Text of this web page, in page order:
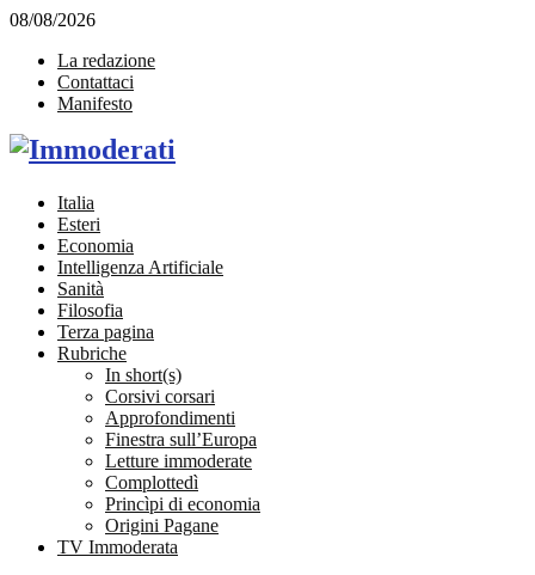
08/08/2026
La redazione
Contattaci
Manifesto
Facebook
Twitter
Instagram
Linkedin
Email
Italia
Esteri
Economia
Intelligenza Artificiale
Sanità
Filosofia
Terza pagina
Rubriche
In short(s)
Corsivi corsari
Approfondimenti
Finestra sull’Europa
Letture immoderate
Complottedì
Princìpi di economia
Origini Pagane
TV Immoderata